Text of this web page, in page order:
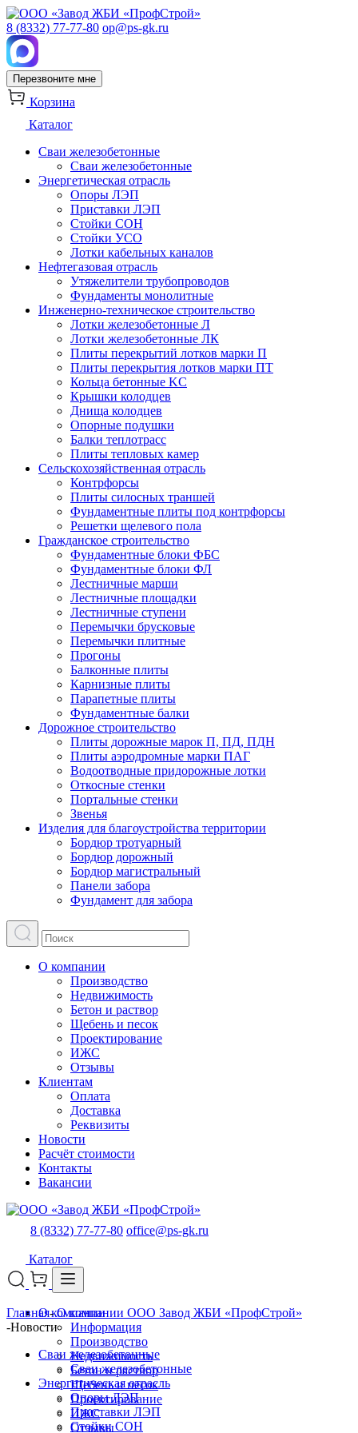
8 (8332) 77-77-80 op@ps-gk.ru
Перезвоните мне
Корзина
Каталог
Сваи железобетонные
Сваи железобетонные
Энергетическая отрасль
Опоры ЛЭП
Приставки ЛЭП
Стойки СОН
Стойки УСО
Лотки кабельных каналов
Нефтегазовая отрасль
Утяжелители трубопроводов
Фундаменты монолитные
Инженерно-техническое строительство
Лотки железобетонные Л
Лотки железобетонные ЛК
Плиты перекрытий лотков марки П
Плиты перекрытия лотков марки ПТ
Кольца бетонные KC
Крышки колодцев
Днища колодцев
Опорные подушки
Балки теплотрасс
Плиты тепловых камер
Сельскохозяйственная отрасль
Контрфорсы
Плиты силосных траншей
Фундаментные плиты под контрфорсы
Решетки щелевого пола
Гражданское строительство
Фундаментные блоки ФБС
Фундаментные блоки ФЛ
Лестничные марши
Лестничные площадки
Лестничные ступени
Перемычки брусковые
Перемычки плитные
Прогоны
Балконные плиты
Карнизные плиты
Парапетные плиты
Фундаментные балки
Дорожное строительство
Плиты дорожные марок П, ПД, ПДН
Плиты аэродромные марки ПАГ
Водоотводные придорожные лотки
Откосные стенки
Портальные стенки
Звенья
Изделия для благоустройства территории
Бордюр тротуарный
Бордюр дорожный
Бордюр магистральный
Панели забора
Фундамент для забора
О компании
Производство
Недвижимость
Бетон и раствор
Щебень и песок
Проектирование
ИЖС
Отзывы
Клиентам
Оплата
Доставка
Реквизиты
Новости
Расчёт стоимости
Контакты
Вакансии
8 (8332) 77-77-80 office@ps-gk.ru
Каталог
О компании
Информация
Производство
Недвижимость
Бетон и раствор
Щебень и песок
Проектирование
ИЖС
Отзывы
Главная- О компании ООО Завод ЖБИ «ПрофСтрой»
-Новости
Сваи железобетонные
Сваи железобетонные
Энергетическая отрасль
Опоры ЛЭП
Приставки ЛЭП
Стойки СОН